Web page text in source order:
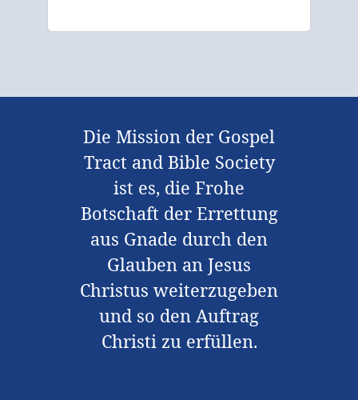
Die Mission der Gospel
Tract and Bible Society
ist es, die Frohe
Botschaft der Errettung
aus Gnade durch den
Glauben an Jesus
Christus weiterzugeben
und so den Auftrag
Christi zu erfüllen.